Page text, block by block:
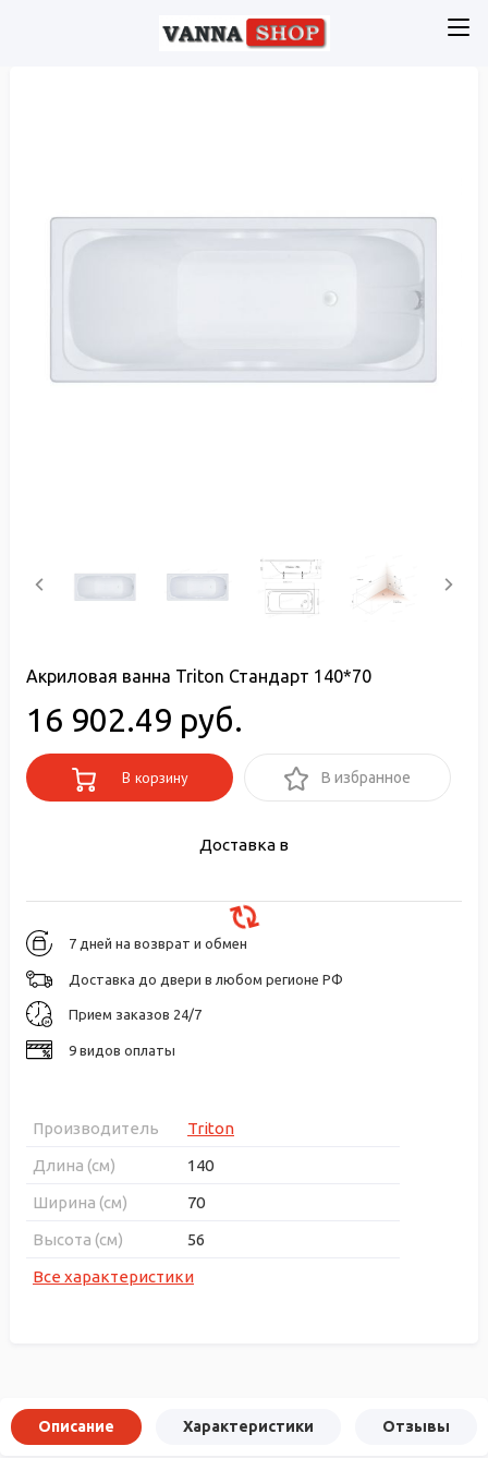
Акриловая ванна Triton Стандарт 140*70
16 902.49 руб.
В корзину В избранное
Доставка в
7 дней на возврат и обмен
Доставка до двери в любом регионе РФ
Прием заказов 24/7
9 видов оплаты
Производитель
Triton
Длина (см)
140
Ширина (см)
70
Высота (см)
56
Все характеристики
Описание Характеристики Отзывы